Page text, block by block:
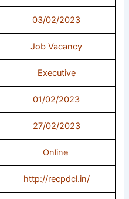
03/02/2023
Job Vacancy
Executive
01/02/2023
27/02/2023
Online
http://recpdcl.in/